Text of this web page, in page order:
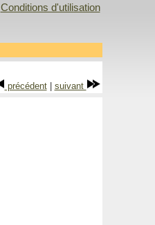
Conditions d'utilisation
précédent| suivant